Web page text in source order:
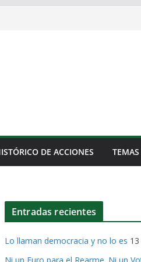
DE ACCIONES TEMAS
Entradas recientes
Lo llaman democracia y no lo es